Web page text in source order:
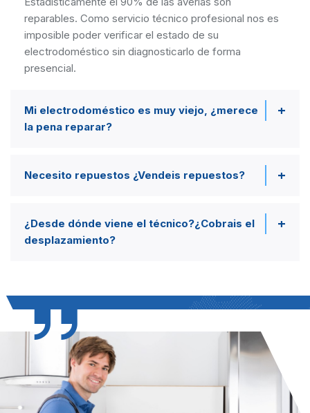
reparables. Como servicio técnico profesional nos es
imposible poder verificar el estado de su
electrodoméstico sin diagnosticarlo de forma
presencial.
Mi electrodoméstico es muy viejo, ¿merece
la pena reparar?
Necesito repuestos ¿Vendeis repuestos?
¿Desde dónde viene el técnico?¿Cobrais el
desplazamiento?